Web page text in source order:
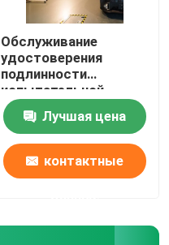
Обслуживание
удостоверения
подлинности
испытательной
лаборатории
автозапчастей
обслуживаний
лабораторий теста
датчика
Лучшая цена
контактные